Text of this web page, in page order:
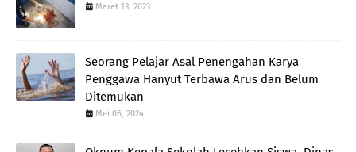
Maret 13, 2023
Seorang Pelajar Asal Penengahan Karya
Penggawa Hanyut Terbawa Arus dan Belum
Ditemukan
Mei 06, 2024